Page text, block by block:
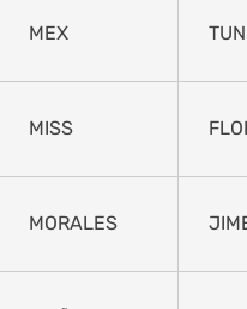
MEX TUN
MISS
MORALES